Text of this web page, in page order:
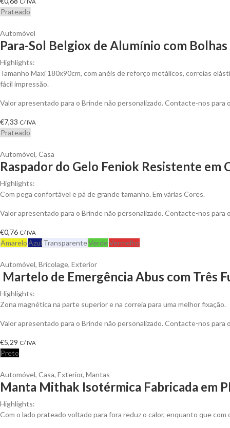
Prateado
Automóvel
Para-Sol Belgiox de Alumínio com
Highlights:
Tamanho Maxi 180x90cm, com anéis de reforço metálicos, correias
fácil impressão.
Valor apresentado para o Brinde não personalizado. Contacte-nos
€7,33 C/ IVA
Prateado
Automóvel, Casa
Raspador do Gelo Feniok Resistente em
Highlights:
Com pega confortável e pá de grande tamanho. Em várias Cores.
Valor apresentado para o Brinde não personalizado. Contacte-nos
€0,76 C/ IVA
AmareloAzul TransparenteVerdeVermelho
Automóvel, Bricolage, Exterior
Martelo de Emergência Abus com Três
Highlights:
Zona magnética na parte superior e na correia para uma melhor fixação.
Valor apresentado para o Brinde não personalizado. Contacte-nos
€5,29 C/ IVA
Preto
Automóvel, Casa, Exterior, Mantas
Manta Mithak Isotérmica Fabricada em
Highlights:
Com o lado prateado voltado para fora reduz o calor, enquanto que